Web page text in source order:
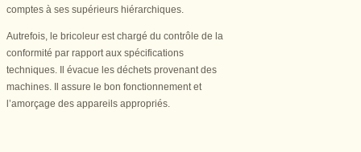
comptes à ses supérieurs hiérarchiques.
Autrefois, le bricoleur est chargé du contrôle de la
conformité par rapport aux spécifications
techniques. Il évacue les déchets provenant des
machines. Il assure le bon fonctionnement et
l’amorçage des appareils appropriés.